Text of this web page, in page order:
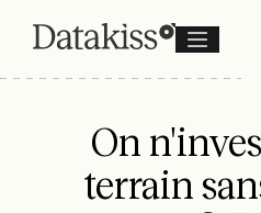
On
terrain